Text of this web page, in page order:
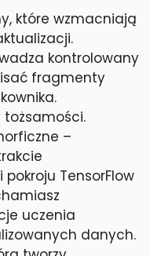
które wzmacniają
kontrolowany
fragmenty
–
TensorFlow
uczenia
danych.